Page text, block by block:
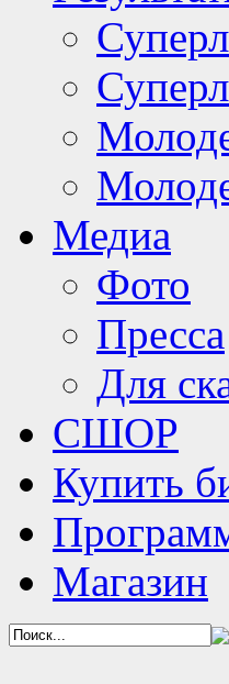
Медиа
Фото
Пресса
Для
СШОР
Купить
Магазин